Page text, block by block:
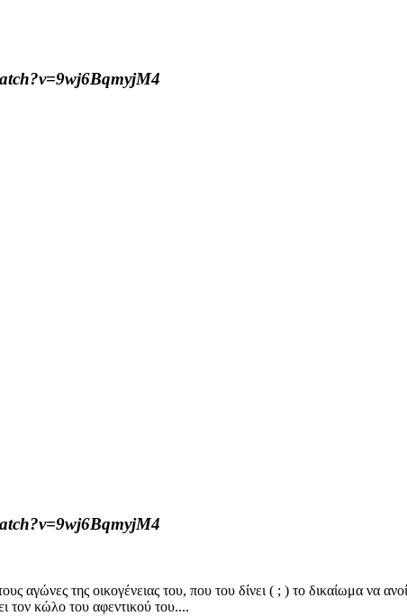
αγώνες της οικογένειας του, που του δίνει ( ; ) το δικαίωμα να
τον κώλο του αφεντικού του....